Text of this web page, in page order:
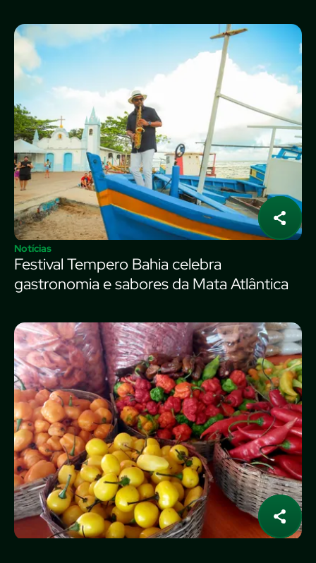
Notícias
Festival Tempero Bahia celebra
gastronomia e sabores da Mata Atlântica